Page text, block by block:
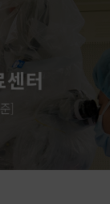
터
]